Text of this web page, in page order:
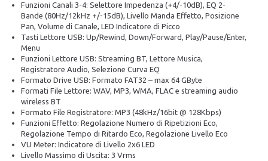
Funzioni Canali 3-4: Selettore Impedenza (+4/-10dB), EQ 2-
Bande (80Hz/12kHz +/-15dB), Livello Manda Effetto, Posizione
Pan, Volume di Canale, LED Indicatore di Picco
Tasti Lettore USB: Up/Rewind, Down/Forward, Play/Pause/Enter,
Menu
Funzioni Lettore USB: Streaming BT, Lettore Musica,
Registratore Audio, Selezione Curva EQ
Formato Drive USB: Formato FAT32 – max 64 GByte
Formati File Lettore: WAV, MP3, WMA, FLAC e streaming audio
wireless BT
Formato File Registratore: MP3 (48kHz/16bit @ 128Kbps)
Funzioni Effetto: Regolazione Numero di Ripetizioni Eco,
Regolazione Tempo di Ritardo Eco, Regolazione Livello Eco
VU Meter: Indicatore di Livello 2x6 LED
Livello Massimo di Uscita: 3 Vrms